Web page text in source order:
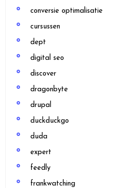
conversie optimalisatie
cursussen
dept
digital seo
discover
dragonbyte
drupal
duckduckgo
duda
expert
feedly
frankwatching